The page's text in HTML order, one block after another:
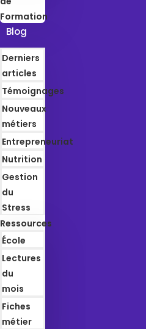
Formation
Blog
Derniers
articles
Témoignages
Nouveaux
métiers
Entrepreneuriat
Nutrition
Gestion
du
Stress
Ressources
École
Lectures
du
mois
Fiches
métier